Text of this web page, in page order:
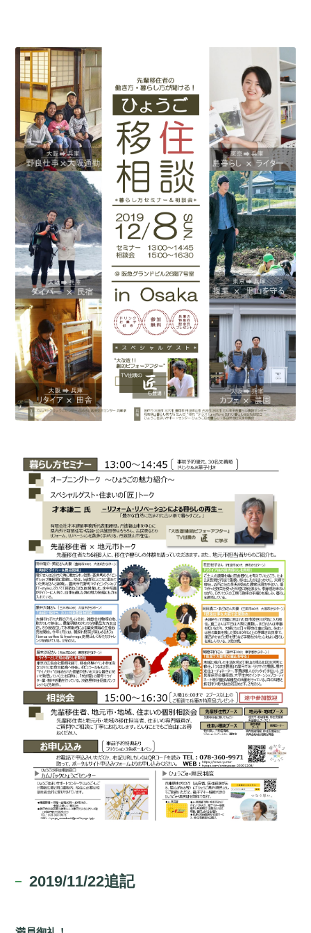
2019/11/22追記